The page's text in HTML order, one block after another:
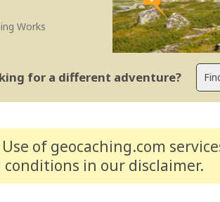
Works
for a different adventure?
of geocaching.com
conditions in our disclaimer.